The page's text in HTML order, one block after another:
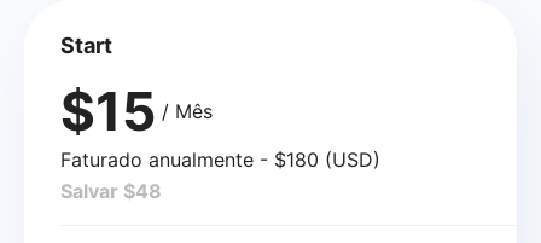
Start
$15 / Mês
Faturado anualmente - $180 (USD)
Salvar $48